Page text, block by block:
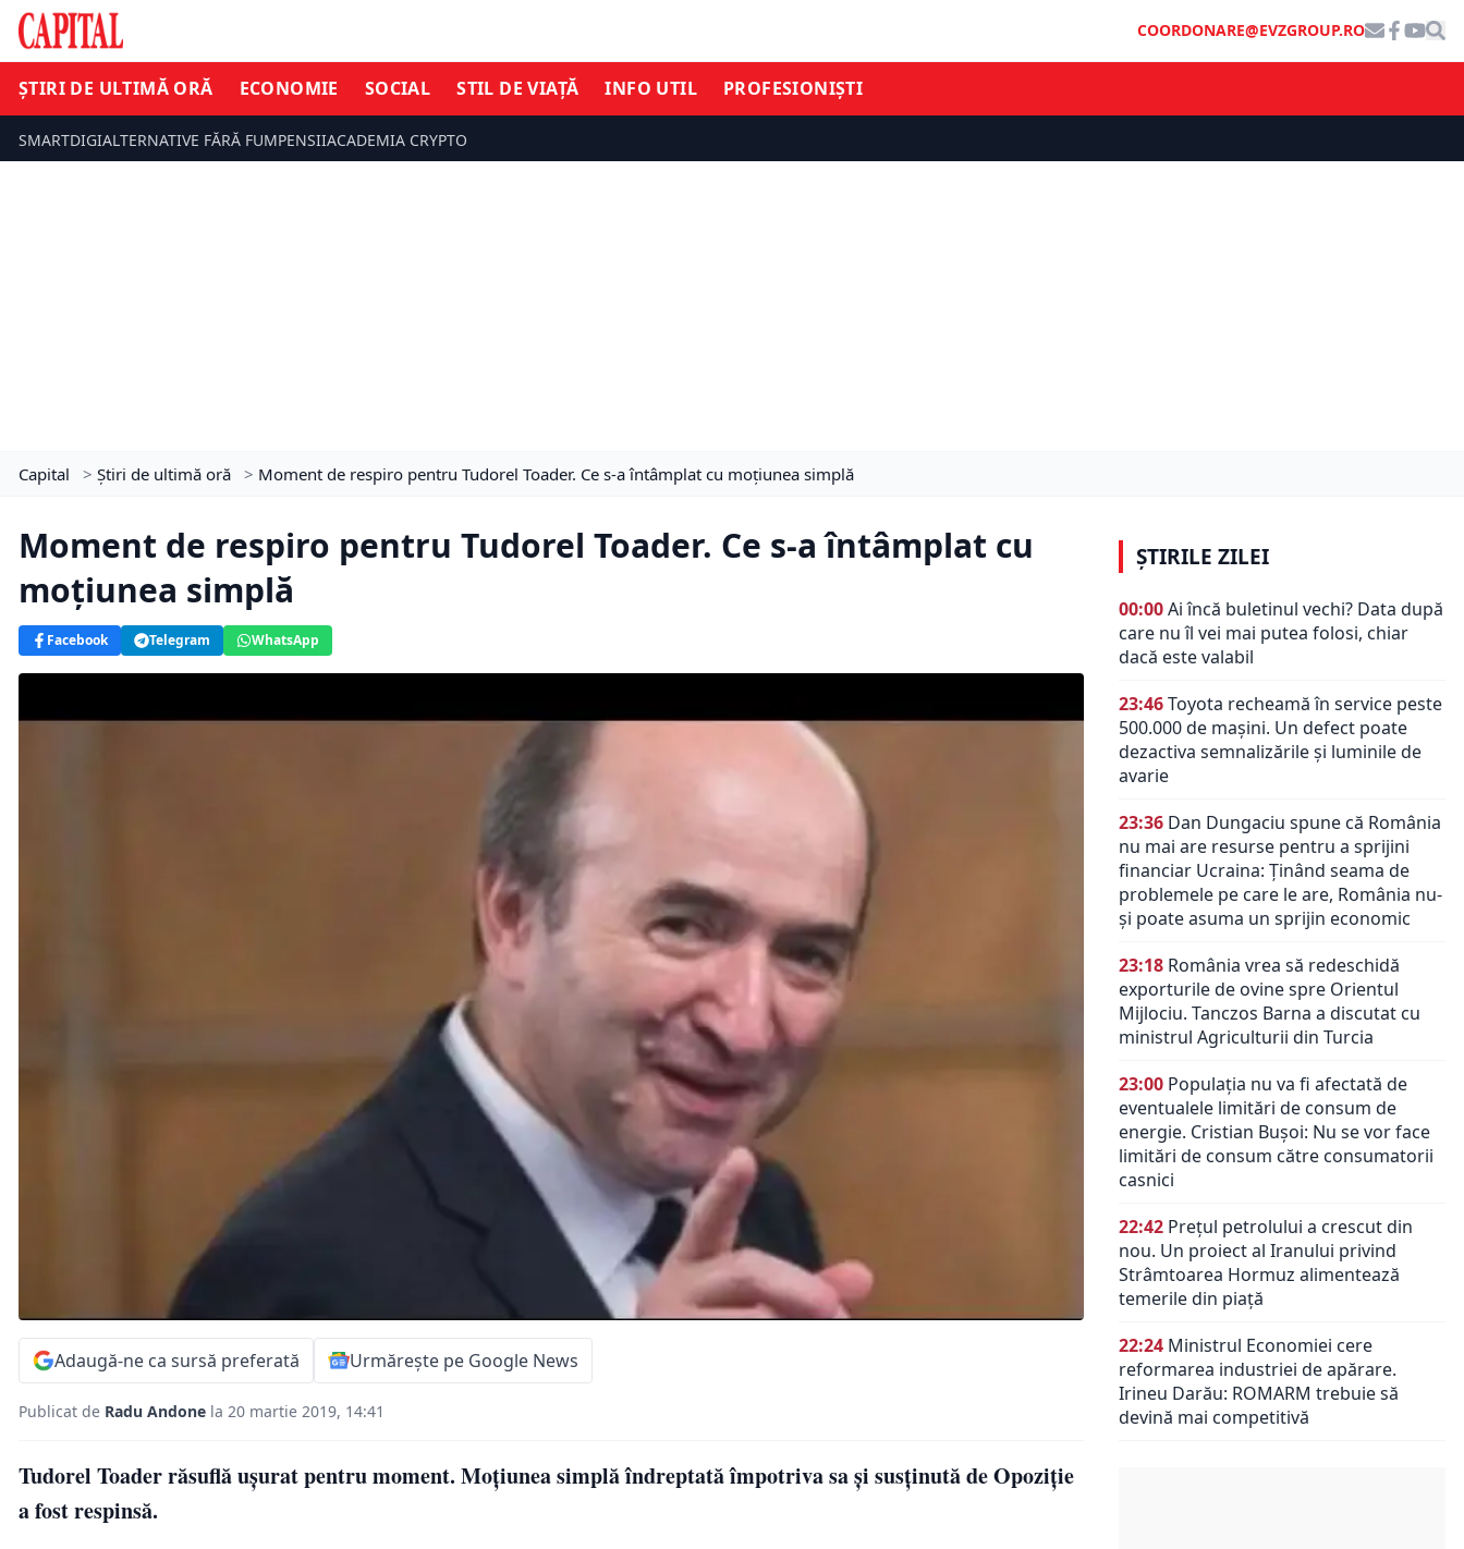
COORDONARE@EVZGROUP.RO
ȘTIRI DE ULTIMĂ ORĂ ECONOMIE SOCIAL STIL DE VIAȚĂ INFO UTIL PROFESIONIȘTI
SMARTDIGIALTERNATIVE FĂRĂ FUMPENSIIACADEMIA CRYPTO
Capital > Știri de ultimă oră > Moment de respiro pentru Tudorel Toader. Ce s-a întâmplat cu moțiunea simplă
Moment de respiro pentru Tudorel Toader. Ce s-a întâmplat cu
moțiunea simplă
Facebook Telegram WhatsApp
Adaugă-ne ca sursă preferată Urmărește pe Google News
Publicat de Radu Andone la 20 martie 2019, 14:41
Tudorel Toader răsuflă ușurat pentru moment. Moțiunea simplă îndreptată împotriva sa și susținută de Opoziție
a fost respinsă.
ȘTIRILE ZILEI
00:00Ai încă buletinul vechi? Data după
care nu îl vei mai putea folosi, chiar
dacă este valabil
23:46Toyota recheamă în service peste
500.000 de mașini. Un defect poate
dezactiva semnalizările și luminile de
avarie
23:36 Dan Dungaciu spune că România
nu mai are resurse pentru a sprijini
financiar Ucraina: Ținând seama de
problemele pe care le are, România nu-
și poate asuma un sprijin economic
23:18 România vrea să redeschidă
exporturile de ovine spre Orientul
Mijlociu. Tanczos Barna a discutat cu
ministrul Agriculturii din Turcia
23:00 Populația nu va fi afectată de
eventualele limitări de consum de
energie. Cristian Bușoi: Nu se vor face
limitări de consum către consumatorii
casnici
22:42 Prețul petrolului a crescut din
nou. Un proiect al Iranului privind
Strâmtoarea Hormuz alimentează
temerile din piață
22:24 Ministrul Economiei cere
reformarea industriei de apărare.
Irineu Darău: ROMARM trebuie să
devină mai competitivă